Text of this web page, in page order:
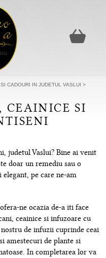
CADOURI IN JUDETUL VASLUI >
CEAINICE SI
judetul Vaslui? Bine ai venit
doar un remediu sau o
pe care ne-am
ne ocazia de-a iti face
ceainice si infuzoare cu
de infuzii cuprinde ceai
amestecuri de plante si
In completarea lor va